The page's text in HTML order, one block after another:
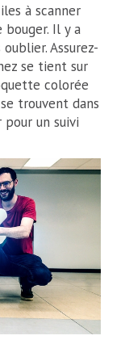
à scanner
Il y a
Assurez-
se tient sur
colorée
trouvent dans
un suivi